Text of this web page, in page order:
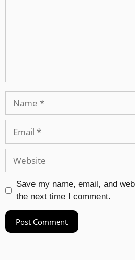
Save my name, email, and
the next time I comment.